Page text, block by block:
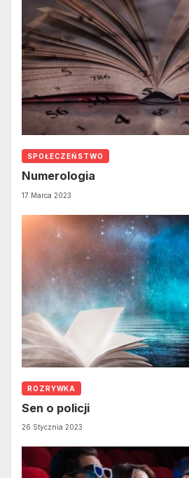
SPOŁECZEŃSTWO
Numerologia
17 Marca 2023
ROZRYWKA
Sen o policji
26 Stycznia 2023